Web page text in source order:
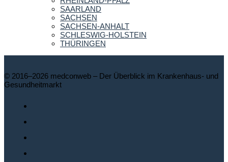
SAARLAND
SACHSEN
SACHSEN-ANHALT
SCHLESWIG-HOLSTEIN
THÜRINGEN
© 2016–2026 medconweb – Der Überblick im Krankenhaus- und
Gesundheitmarkt